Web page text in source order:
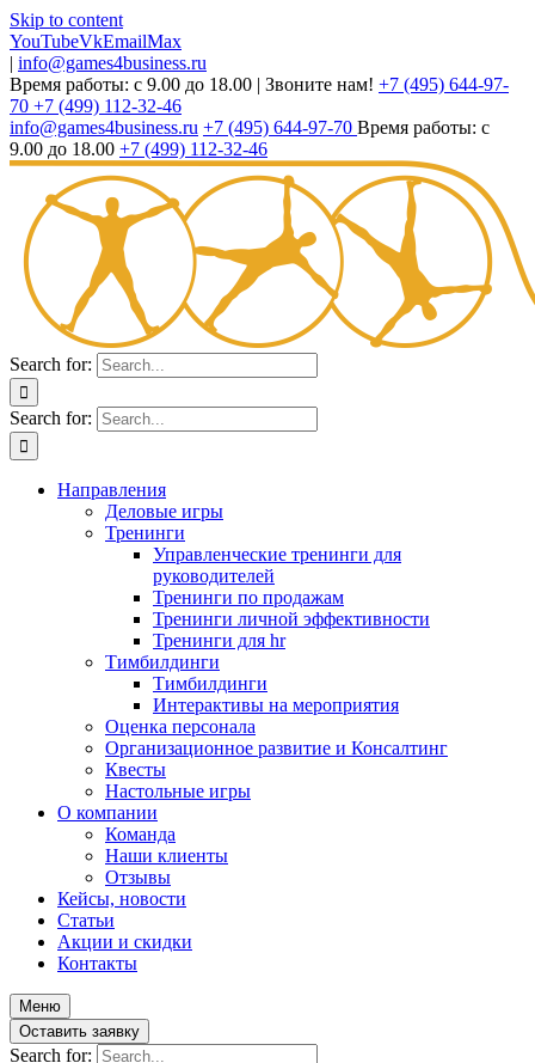
Skip to content
YouTubeVkEmailMax
| info@games4business.ru
Время работы: с 9.00 до 18.00 | Звоните нам! +7 (495) 644-97-
70 +7 (499) 112-32-46
info@games4business.ru +7 (495) 644-97-70 Время работы: с
9.00 до 18.00 +7 (499) 112-32-46
Search for:
Search for:
Направления
Деловые игры
Тренинги
Управленческие тренинги для
руководителей
Тренинги по продажам
Тренинги личной эффективности
Тренинги для hr
Тимбилдинги
Тимбилдинги
Интерактивы на мероприятия
Оценка персонала
Организационное развитие и Консалтинг
Квесты
Настольные игры
О компании
Команда
Наши клиенты
Отзывы
Кейсы, новости
Статьи
Акции и скидки
Контакты
Меню
Оставить заявку
Search for: